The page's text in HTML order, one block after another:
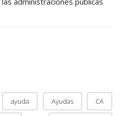
ayuda Ayudas CA